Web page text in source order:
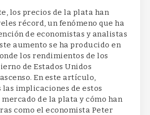
los precios de la plata han
récord, un fenómeno que ha
de economistas y analistas
aumento se ha producido en
los rendimientos de los
de Estados Unidos
En este artículo,
implicaciones de estos
de la plata y cómo han
como el economista Peter